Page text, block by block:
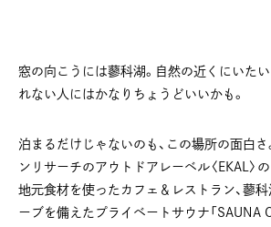
窓の向こうには蓼科湖。自然の近くにいた
れない人にはかなりちょうどいいかも。
泊まるだけじゃないのも、この場所の面白
ンリサーチのアウトドアレーベル〈EKAL〉
地元食材を使ったカフェ＆レストラン、蓼科
ーブを備えたプライベートサウナ「SAUNA